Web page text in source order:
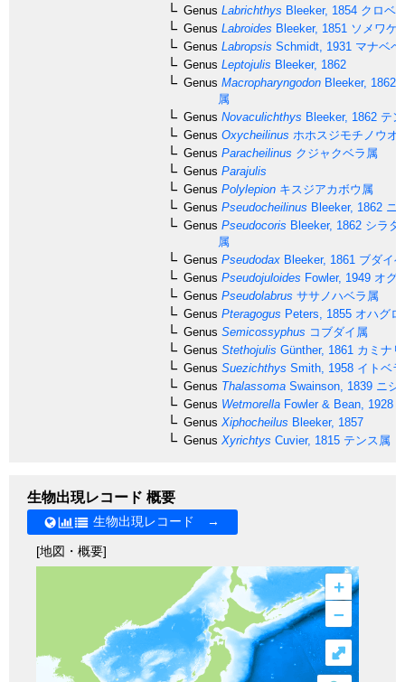
Genus Labrichthys Bleeker, 1854 クロベ
Genus Labroides Bleeker, 1851 ソメワケ
Genus Labropsis Schmidt, 1931 マナベベ
Genus Leptojulis Bleeker, 1862
Genus Macropharyngodon Bleeker, 1862
属
Genus Novaculichthys Bleeker, 1862 テ
Genus Oxycheilinus ホホスジモチノウオ
Genus Paracheilinus クジャクベラ属
Genus Parajulis
Genus Polylepion キスジアカボウ属
Genus Pseudocheilinus Bleeker, 1862 ニ
Genus Pseudocoris Bleeker, 1862 シラタ
属
Genus Pseudodax Bleeker, 1861 ブダイ
Genus Pseudojuloides Fowler, 1949 オグ
Genus Pseudolabrus ササノハベラ属
Genus Pteragogus Peters, 1855 オハグ
Genus Semicossyphus コブダイ属
Genus Stethojulis Günther, 1861 カミナ
Genus Suezichthys Smith, 1958 イトベ
Genus Thalassoma Swainson, 1839 ニシ
Genus Wetmorella Fowler & Bean, 1928
Genus Xiphocheilus Bleeker, 1857
Genus Xyrichtys Cuvier, 1815 テンス属
生物出現レコード 概要
生物出現レコード →
[地図・概要]
+
–
⤢